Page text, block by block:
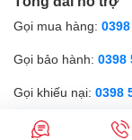
2. Fluke 1507 Đo
Bond/Continuity)
Phạm vi đo:
Độ phân giải:
Độ chính xác:
Gọi mua hàng:
Gọi bảo hành: 0398
Gọi khiếu nại: 0398